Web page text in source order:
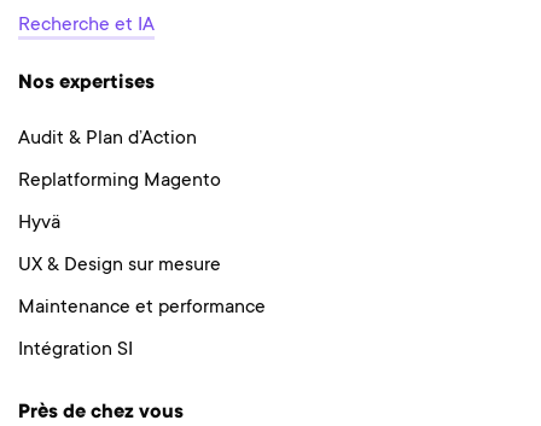
Recherche et IA
Nos expertises
Audit & Plan d’Action
Replatforming Magento
Hyvä
UX & Design sur mesure
Maintenance et performance
Intégration SI
Près de chez vous